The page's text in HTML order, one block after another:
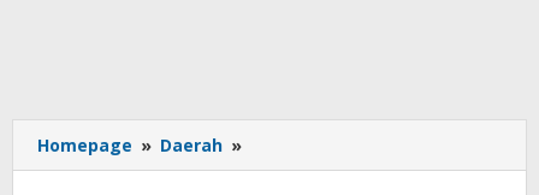
Homepage » Daerah »
Kebersamaan,